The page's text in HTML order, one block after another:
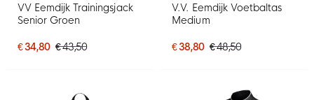
VV Eemdijk Trainingsjack
Senior Groen
€ 34,80 € 43,50
V.V. Eemdijk Voetbaltas
Medium
€ 38,80 € 48,50